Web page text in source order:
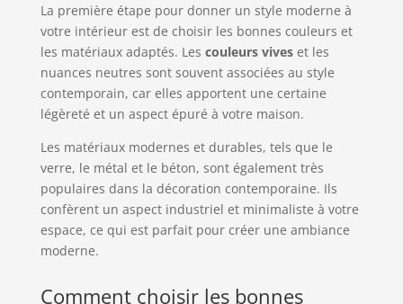
La première étape pour donner un style moderne à
votre intérieur est de choisir les bonnes couleurs et
les matériaux adaptés. Les couleurs viveset les
nuances neutres sont souvent associées au style
contemporain, car elles apportent une certaine
légèreté et un aspect épuré à votre maison.
Les matériaux modernes et durables, tels que le
verre, le métal et le béton, sont également très
populaires dans la décoration contemporaine. Ils
confèrent un aspect industriel et minimaliste à votre
espace, ce qui est parfait pour créer une ambiance
moderne.
Comment choisir les bonnes